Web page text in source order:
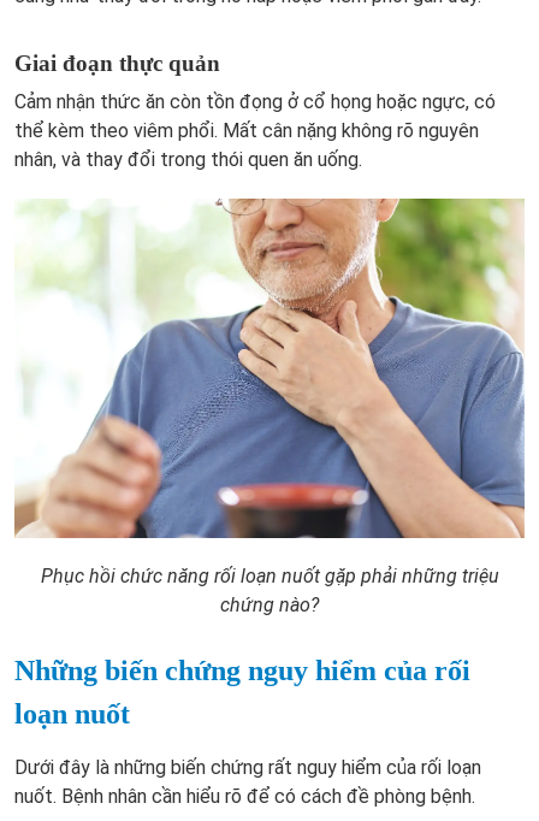
Giai đoạn thực quản
Cảm nhận thức ăn còn tồn đọng ở cổ họng hoặc ngực, có
thể kèm theo viêm phổi. Mất cân nặng không rõ nguyên
nhân, và thay đổi trong thói quen ăn uống.
Phục hồi chức năng rối loạn nuốt gặp phải những triệu
chứng nào?
Những biến chứng nguy hiểm của rối
loạn nuốt
Dưới đây là những biến chứng rất nguy hiểm của rối loạn
nuốt. Bệnh nhân cần hiểu rõ để có cách đề phòng bệnh.